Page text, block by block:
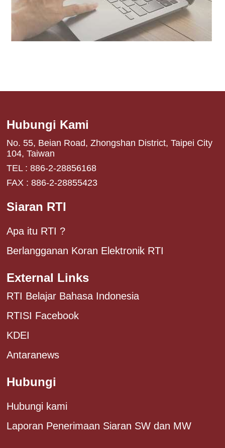
Hubungi Kami
No. 55, Beian Road, Zhongshan District, Taipei City
104, Taiwan
TEL : 886-2-28856168
FAX : 886-2-28855423
Siaran RTI
Apa itu RTI ?
Berlangganan Koran Elektronik RTI
External Links
RTI Belajar Bahasa Indonesia
RTISI Facebook
KDEI
Antaranews
Hubungi
Hubungi kami
Laporan Penerimaan Siaran SW dan MW